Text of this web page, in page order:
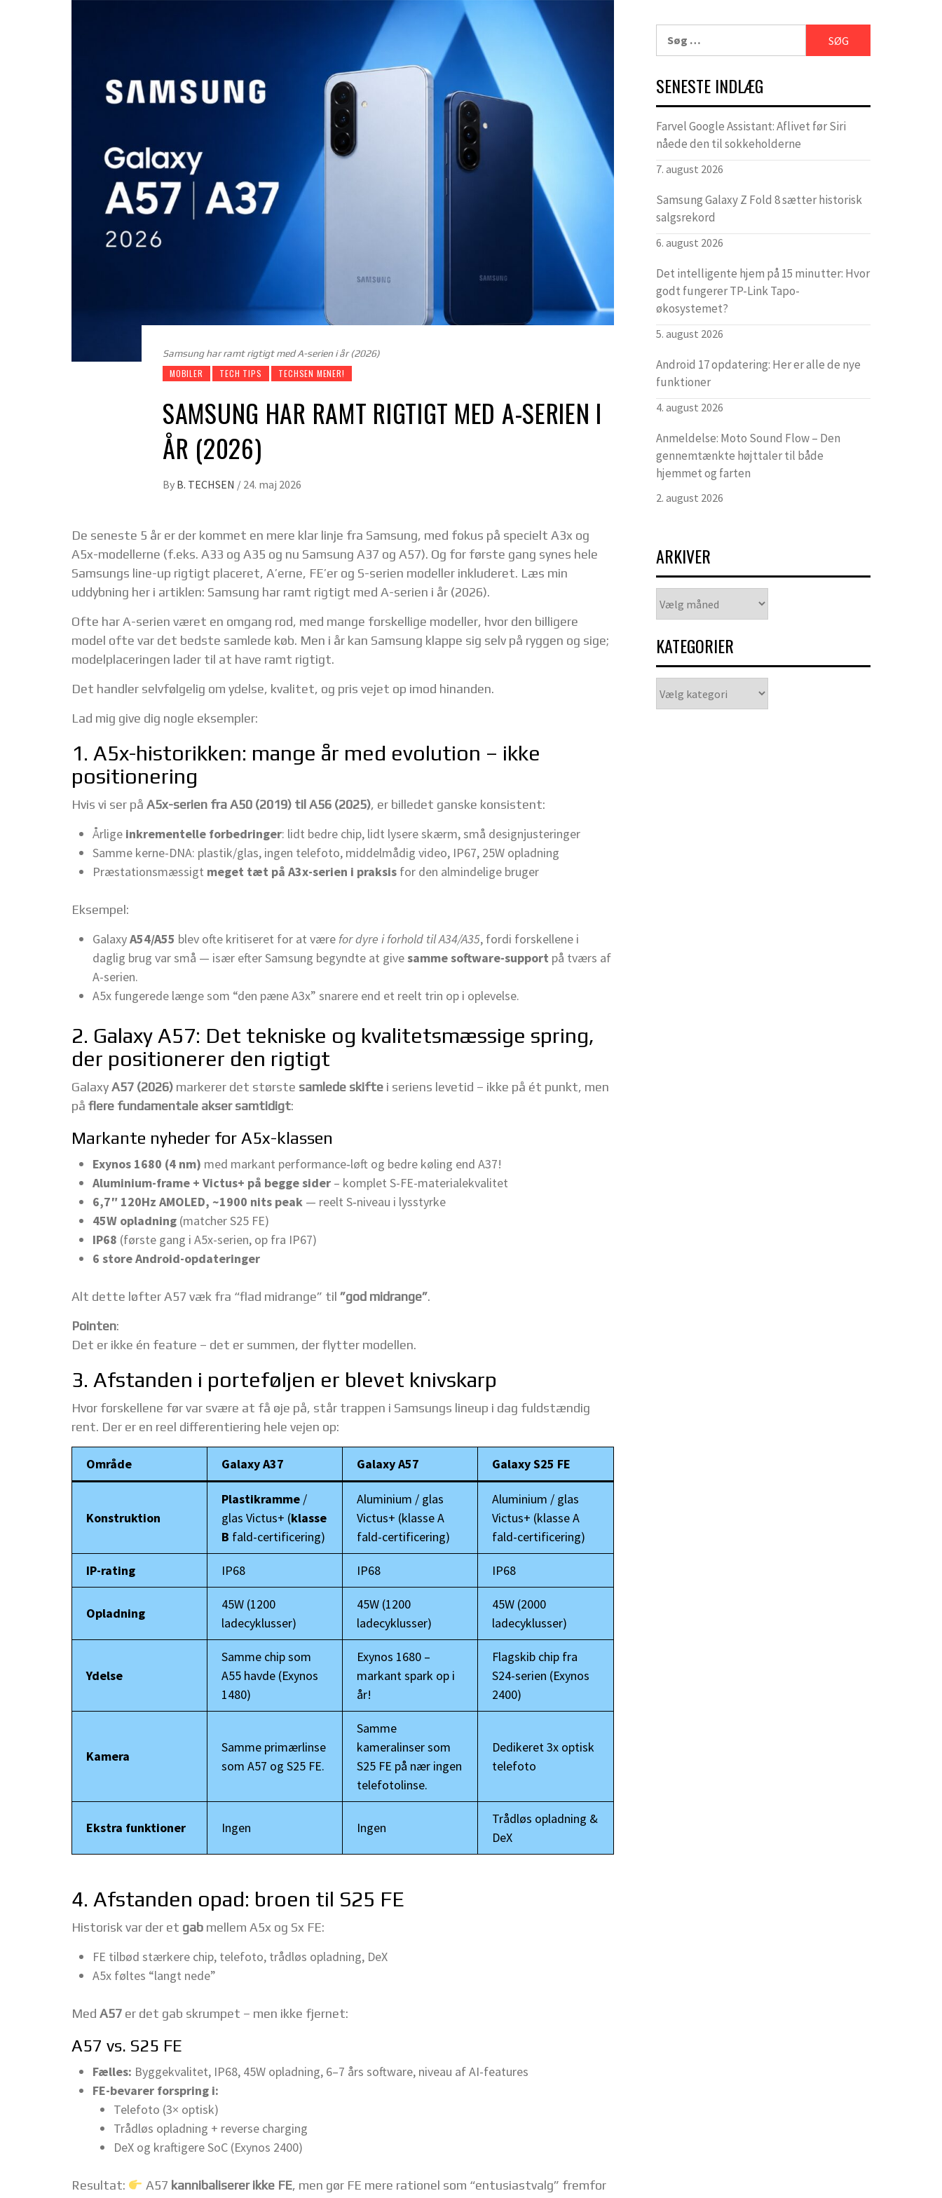
Samsung har ramt rigtigt med A-serien i år (2026)
MOBILER TECH TIPS TECHSEN MENER!
SAMSUNG HAR RAMT RIGTIGT MED A-SERIEN I
ÅR (2026)
By B. TECHSEN / 24. maj 2026
De seneste 5 år er der kommet en mere klar linje fra Samsung, med fokus på specielt A3x og
A5x-modellerne (f.eks. A33 og A35 og nu Samsung A37 og A57). Og for første gang synes hele
Samsungs line-up rigtigt placeret, A’erne, FE’er og S-serien modeller inkluderet. Læs min
uddybning her i artiklen: Samsung har ramt rigtigt med A-serien i år (2026).
Ofte har A-serien været en omgang rod, med mange forskellige modeller, hvor den billigere
model ofte var det bedste samlede køb. Men i år kan Samsung klappe sig selv på ryggen og sige;
modelplaceringen lader til at have ramt rigtigt.
Det handler selvfølgelig om ydelse, kvalitet, og pris vejet op imod hinanden.
Lad mig give dig nogle eksempler:
1. A5x-historikken: mange år med evolution – ikke
positionering
Hvis vi ser på A5x-serien fra A50 (2019) til A56 (2025), er billedet ganske konsistent:
Årlige inkrementelle forbedringer: lidt bedre chip, lidt lysere skærm, små designjusteringer
Samme kerne-DNA: plastik/glas, ingen telefoto, middelmådig video, IP67, 25W opladning
Præstationsmæssigt meget tæt på A3x-serien i praksis for den almindelige bruger
Eksempel:
GalaxyA54/A55 blev ofte kritiseret for at være for dyre i forhold til A34/A35, fordi forskellene i
daglig brug var små — især efter Samsung begyndte at givesamme software-support på tværs af
A-serien.
A5x fungerede længe som “den pæne A3x” snarere end et reelt trin op i oplevelse.
2. Galaxy A57: Det tekniske og kvalitetsmæssige spring,
der positionerer den rigtigt
GalaxyA57 (2026) markerer det største samlede skifte i seriens levetid – ikke på ét punkt, men
på flere fundamentale akser samtidigt:
Markante nyheder for A5x-klassen
Exynos 1680 (4 nm) med markant performance‑løft og bedre køling end A37!
Aluminium-frame + Victus+ på begge sider – komplet S-FE-materialekvalitet
6,7″ 120Hz AMOLED, ~1900 nits peak — reelt S‑niveau i lysstyrke
45W opladning (matcher S25 FE)
IP68 (første gang i A5x-serien, op fra IP67)
6 store Android-opdateringer
Alt dette løfter A57 væk fra “flad midrange” til ”god midrange”.
Pointen:
Det er ikke én feature – det er summen, der flytter modellen.
3. Afstanden i porteføljen er blevet knivskarp
Hvor forskellene før var svære at få øje på, står trappen i Samsungs lineup i dag fuldstændig
rent. Der er en reel differentiering hele vejen op:
Område Galaxy A37 Galaxy A57 Galaxy S25 FE
Konstruktion
Plastikramme /
glas Victus+ (klasse
B fald-certificering)
Aluminium / glas
Victus+ (klasse A
fald-certificering)
Aluminium / glas
Victus+ (klasse A
fald-certificering)
IP-rating IP68 IP68 IP68
Opladning
45W (1200
ladecyklusser)
45W (1200
ladecyklusser)
45W (2000
ladecyklusser)
Ydelse
Samme chip som
A55 havde (Exynos
1480)
Exynos 1680 –
markant spark op i
år!
Flagskib chip fra
S24-serien (Exynos
2400)
Kamera
Samme primærlinse
som A57 og S25 FE.
Samme
kameralinser som
S25 FE på nær ingen
telefotolinse.
Dedikeret 3x optisk
telefoto
Ekstra funktioner Ingen Ingen
Trådløs opladning &
DeX
4. Afstanden opad: broen til S25 FE
Historisk var der et gab mellem A5x og Sx FE:
FE tilbød stærkere chip, telefoto, trådløs opladning, DeX
A5x føltes “langt nede”
Med A57 er det gab skrumpet – men ikke fjernet:
A57 vs. S25 FE
Fælles: Byggekvalitet, IP68, 45W opladning, 6–7 års software, niveau af AI-features
FE-bevarer forspring i:
Telefoto (3× optisk)
Trådløs opladning + reverse charging
DeX og kraftigere SoC (Exynos 2400)
Resultat: A57 kannibaliserer ikke FE, men gør FE mere rationel som “entusiastvalg” fremfor
efter:
SENESTE INDLÆG
Farvel Google Assistant: Aflivet før Siri
nåede den til sokkeholderne
7. august 2026
Samsung Galaxy Z Fold 8 sætter historisk
salgsrekord
6. august 2026
Det intelligente hjem på 15 minutter: Hvor
godt fungerer TP-Link Tapo-
økosystemet?
5. august 2026
Android 17 opdatering: Her er alle de nye
funktioner
4. august 2026
Anmeldelse: Moto Sound Flow – Den
gennemtænkte højttaler til både
hjemmet og farten
2. august 2026
ARKIVER
KATEGORIER